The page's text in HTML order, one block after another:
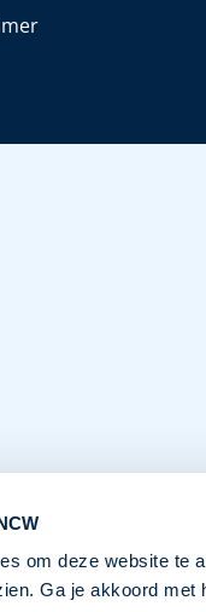
om deze website te
Ga je akkoord met